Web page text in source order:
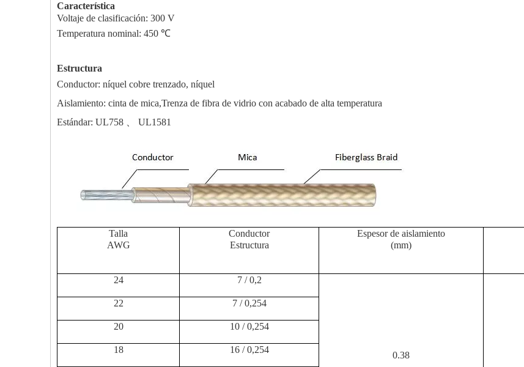
Característica
Voltaje de clasificación: 300 V
Temperatura nominal: 450 ℃
Estructura
Conductor: níquel cobre trenzado, níquel
Aislamiento: cinta de mica,Trenza de fibra de vidrio con acabado de alta temperatura
Estándar: UL758 、 UL1581
Talla
AWG
Conductor
Estructura
Espesor de aislamiento
(mm)
24 7 / 0,2
0.38
22
7 / 0,254
20
10 / 0,254
18
16 / 0,254